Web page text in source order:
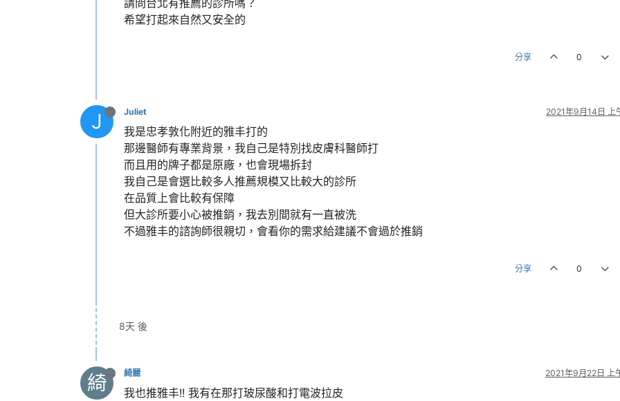
希望打起來自然又安全的
分享 0
J Juliet 2021年9月14日 上
我是忠孝敦化附近的雅丰打的
那邊醫師有專業背景，我自己是特別找皮膚科醫師打
而且用的牌子都是原廠，也會現場拆封
我自己是會選比較多人推薦規模又比較大的診所
在品質上會比較有保障
但大診所要小心被推銷，我去別間就有一直被洗
不過雅丰的諮詢師很親切，會看你的需求給建議不會過於推銷
分享 0
8天 後
綺 綺麗 2021年9月22日 上
我也推雅丰!! 我有在那打玻尿酸和打電波拉皮